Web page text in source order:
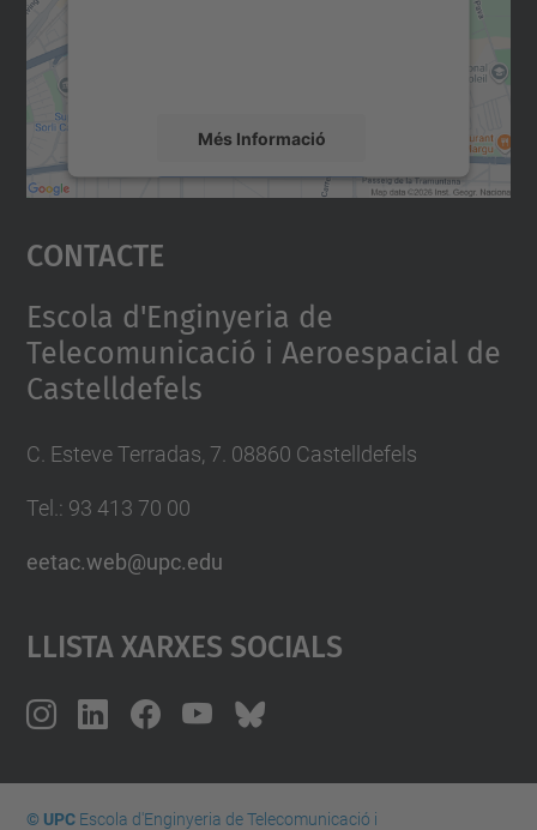
Més Informació
Accepta
powered by
Contacte
Escola d'Enginyeria de
Telecomunicació i Aeroespacial de
Castelldefels
C. Esteve Terradas, 7. 08860 Castelldefels
Tel.: 93 413 70 00
eetac.web@upc.edu
Llista Xarxes Socials
© UPCEscola d'Enginyeria de Telecomunicació i